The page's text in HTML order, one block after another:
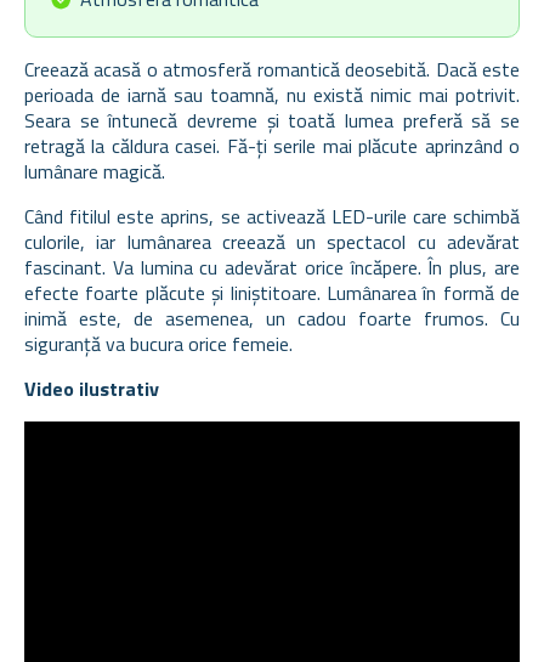
Creează acasă o atmosferă romantică deosebită. Dacă este
perioada de iarnă sau toamnă, nu există nimic mai potrivit.
Seara se întunecă devreme și toată lumea preferă să se
retragă la căldura casei. Fă-ți serile mai plăcute aprinzând o
lumânare magică.
Când fitilul este aprins, se activează LED-urile care schimbă
culorile, iar lumânarea creează un spectacol cu adevărat
fascinant. Va lumina cu adevărat orice încăpere. În plus, are
efecte foarte plăcute și liniștitoare. Lumânarea în formă de
inimă este, de asemenea, un cadou foarte frumos. Cu
siguranță va bucura orice femeie.
Video ilustrativ